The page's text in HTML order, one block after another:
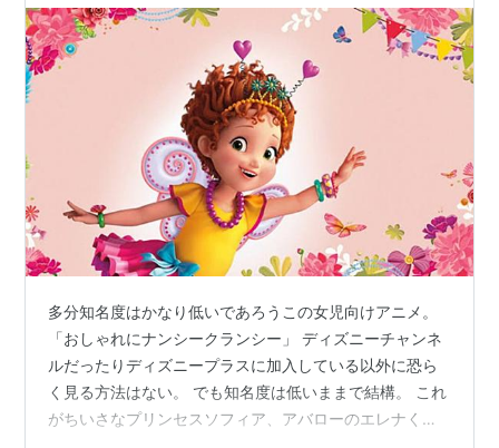
多分知名度はかなり低いであろうこの女児向けアニメ。
「おしゃれにナンシークランシー」 ディズニーチャンネ
ルだったりディズニープラスに加入している以外に恐ら
く見る方法はない。 でも知名度は低いままで結構。 これ
がちいさなプリンセスソフィア、アバローのエレナくら